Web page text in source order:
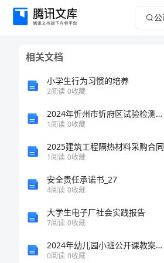
公
相关文档
小学生行为习惯的培养
2阅读 0收藏
2024年忻州市忻府区试验检测师之交通工程考试题库及完整答案（名校卷）
1阅读 0收藏
2025建筑工程隔热材料采购合同
1阅读 0收藏
安全责任承诺书_27
4阅读 0收藏
大学生电子厂社会实践报告
7阅读 0收藏
2024年幼儿园小班公开课教案方案范例
0阅读 0收藏